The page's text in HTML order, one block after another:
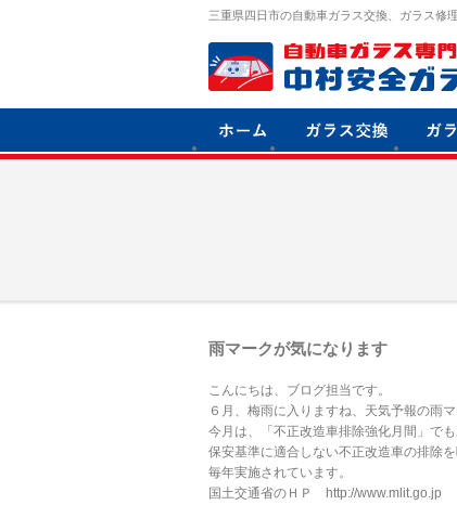
三重県四日市の自動車ガラス交換、ガラス修
雨マークが気になります
こんにちは、ブログ担当です。
６月、梅雨に入りますね、天気予報の雨マ
今月は、「不正改造車排除強化月間」でも
保安基準に適合しない不正改造車の排除
毎年実施されています。
国土交通省のＨＰ http://www.mlit.go.jp